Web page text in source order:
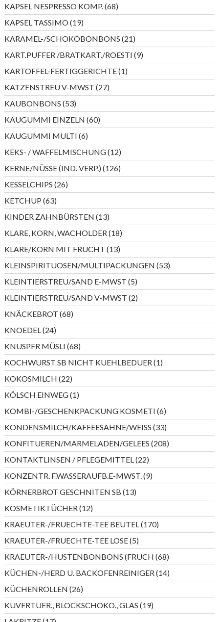
KAPSEL NESPRESSO KOMP. 6868
Produkte
KAPSEL TASSIMO 1919
Produkte
KARAMEL-/SCHOKOBONBONS 2121
Produkte
KART.PUFFER /BRATKART./ROESTI 99
Produkte
KARTOFFEL-FERTIGGERICHTE 11
Produkt
KATZENSTREU V-MWST 2727
Produkte
KAUBONBONS 5353
Produkte
KAUGUMMI EINZELN 6060
Produkte
KAUGUMMI MULTI 66
Produkte
KEKS- / WAFFELMISCHUNG 1212
Produkte
KERNE/NÜSSE (IND. VERP.) 126126
Produkte
KESSELCHIPS 2626
Produkte
KETCHUP 6363
Produkte
KINDER ZAHNBÜRSTEN 1313
Produkte
KLARE, KORN, WACHOLDER 1818
Produkte
KLARE/KORN MIT FRUCHT 1313
Produkte
KLEINSPIRITUOSEN/MULTIPACKUNGEN 5353
Produkte
KLEINTIERSTREU/SAND E-MWST 55
Produkte
KLEINTIERSTREU/SAND V-MWST 22
Produkte
KNÄCKEBROT 6868
Produkte
KNOEDEL 2424
Produkte
KNUSPER MÜSLI 6868
Produkte
KOCHWURST SB NICHT KUEHLBEDUER 11
Produkt
KOKOSMILCH 2222
Produkte
KÖLSCH EINWEG 11
Produkt
KOMBI-/GESCHENKPACKUNG KOSMETI 66
Produkte
KONDENSMILCH/KAFFEESAHNE/WEISS 3333
Produkte
KONFITUEREN/MARMELADEN/GELEES 208208
Produkte
KONTAKTLINSEN / PFLEGEMITTEL 2222
Produkte
KONZENTR. F.WASSERAUFB.E-MWST. 99
Produkte
KÖRNERBROT GESCHNITEN SB 1313
Produkte
KOSMETIKTÜCHER 1212
Produkte
KRAEUTER-/FRUECHTE-TEE BEUTEL 170170
Produkte
KRAEUTER-/FRUECHTE-TEE LOSE 55
Produkte
KRAEUTER-/HUSTENBONBONS (FRUCH 6868
Produkte
KÜCHEN-/HERD U. BACKOFENREINIGER 1414
Produkte
KÜCHENROLLEN 2626
Produkte
KUVERTUER., BLOCKSCHOKO., GLAS 1919
Produkte